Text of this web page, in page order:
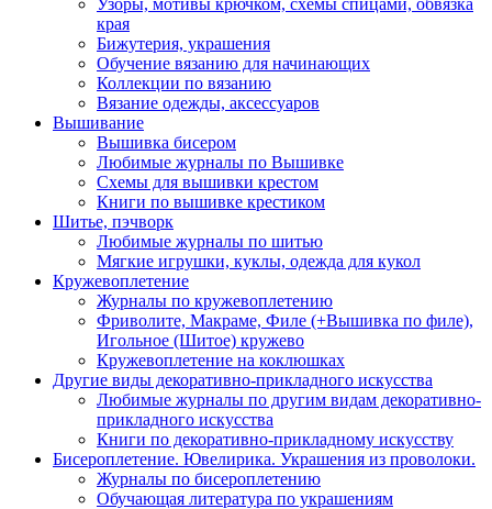
Узоры, мотивы крючком, схемы спицами, обвязка
края
Бижутерия, украшения
Обучение вязанию для начинающих
Коллекции по вязанию
Вязание одежды, аксессуаров
Вышивание
Вышивка бисером
Любимые журналы по Вышивке
Схемы для вышивки крестом
Книги по вышивке крестиком
Шитье, пэчворк
Любимые журналы по шитью
Мягкие игрушки, куклы, одежда для кукол
Кружевоплетение
Журналы по кружевоплетению
Фриволите, Макраме, Филе (+Вышивка по филе),
Игольное (Шитое) кружево
Кружевоплетение на коклюшках
Другие виды декоративно-прикладного искусства
Любимые журналы по другим видам декоративно-
прикладного искусства
Книги по декоративно-прикладному искусству
Бисероплетение. Ювелирика. Украшения из проволоки.
Журналы по бисероплетению
Обучающая литература по украшениям